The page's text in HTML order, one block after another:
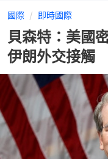
國際 即時國際
貝森特：美國
伊朗外交接觸